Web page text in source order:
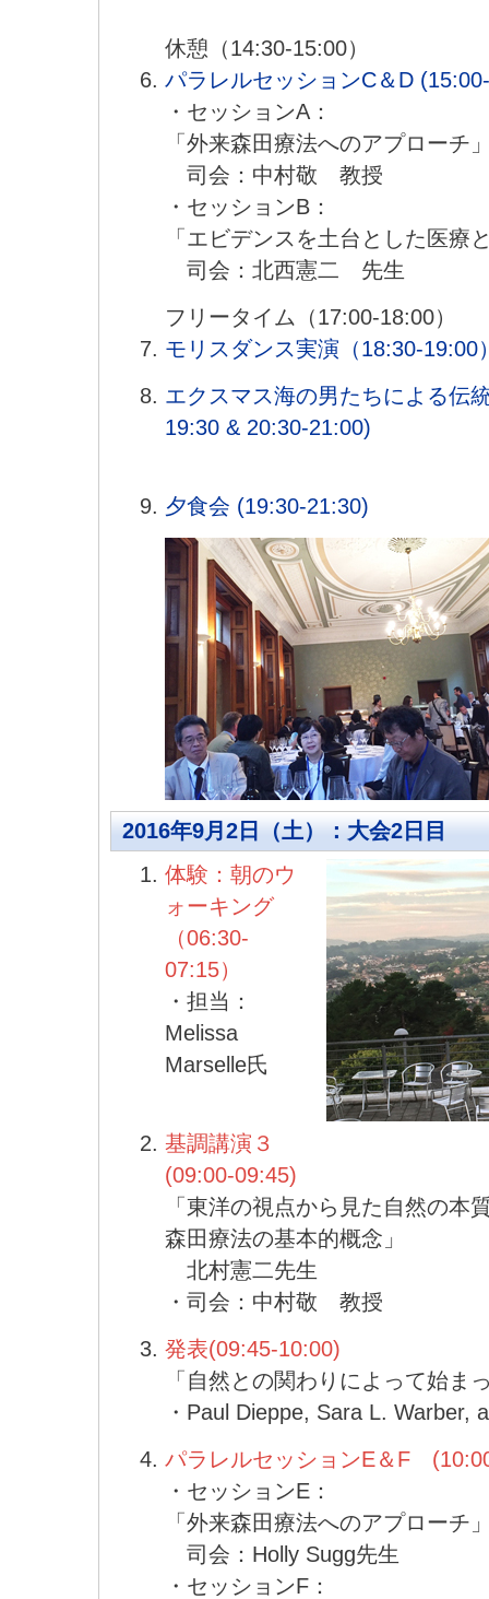
休憩（14:30-15:00）
パラレルセッションC＆D
・セッションA：
「外来森田療法へのアプローチ
司会：中村敬 教授
・セッションB：
「エビデンスを土台とした医療
司会：北西憲二 先生
フリータイム（17:00-18:00）
モリスダンス実演（18:30-19:00
エクスマス海の男たちによる伝
19:30 & 20:30-21:00)
夕食会 (19:30-21:30)
2016年9月2日（土）：大会2日目
体験：朝のウ
ォーキング
（06:30-
07:15）
・担当：
Melissa
Marselle氏
基調講演３
(09:00-09:45)
「東洋の視点から見た自然の本
森田療法の基本的概念」
北村憲二先生
・司会：中村敬 教授
発表(09:45-10:00)
「自然との関わりによって始ま
・Paul Dieppe, Sara L. Warber,
パラレルセッションE＆F
・セッションE：
「外来森田療法へのアプローチ
司会：Holly Sugg先生
・セッションF：